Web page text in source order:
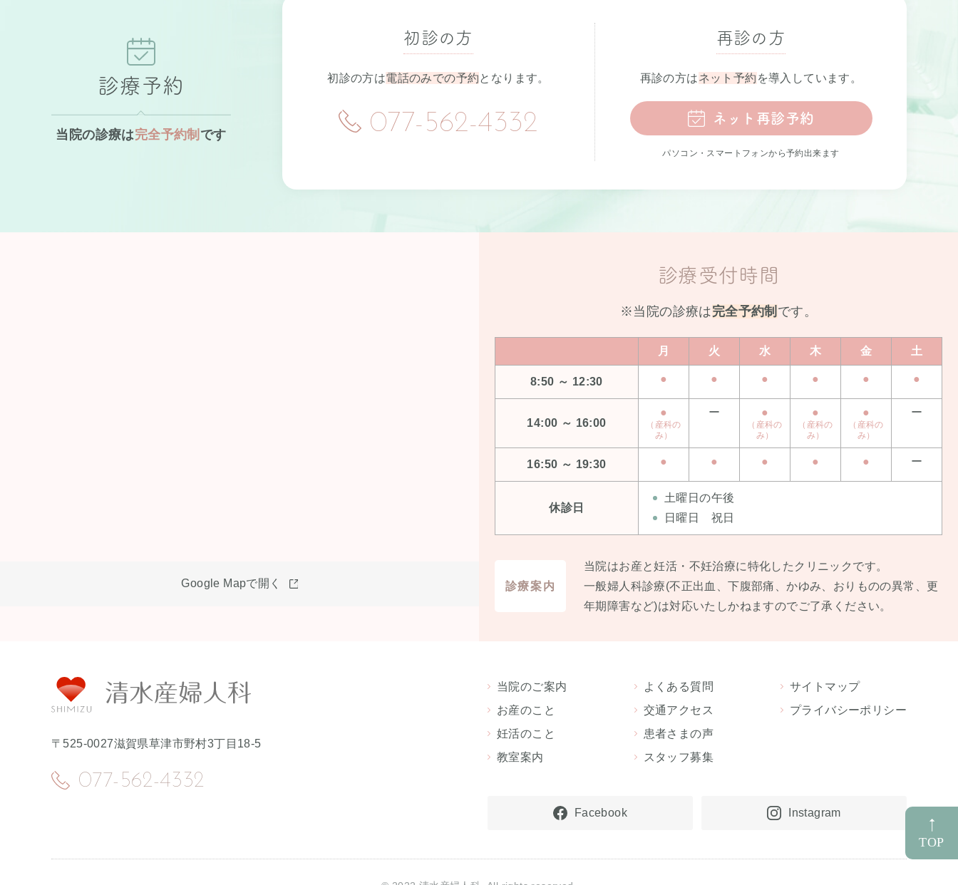
診療予約
当院の診療は完全予約制 です
初診の方
初診の方は電話のみでの予約となります。
077-562-4332
再診の方
再診の方はネット予約 を導入しています。
ネット再診予約
パソコン・スマートフォンから予約出来ます
Google Mapで開く
診療受付時間
※当院の診療は完全予約制 です。
月 火 水 木 金 土
8:50 ～ 12:30 ● ● ● ● ● ●
14:00 ～ 16:00
●
（産科の
み）
ー ●
（産科の
み）
●
（産科の
み）
●
（産科の
み）
ー
16:50 ～ 19:30 ● ● ● ● ● ー
休診日
土曜日の午後
日曜日 祝日
診療案内
当院はお産と妊活・不妊治療に特化したクリニックです。
⼀般婦⼈科診療(不正出⾎、下腹部痛、かゆみ、おりものの異常、更
年期障害など)は対応いたしかねますのでご了承ください。
〒525-0027滋賀県草津市野村3丁目18-5
077-562-4332
当院のご案内
お産のこと
妊活のこと
教室案内
よくある質問
交通アクセス
患者さまの声
スタッフ募集
サイトマップ
プライバシーポリシー
Facebook Instagram